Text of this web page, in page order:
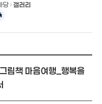
당 갤러리
림책 마음여행_행복을